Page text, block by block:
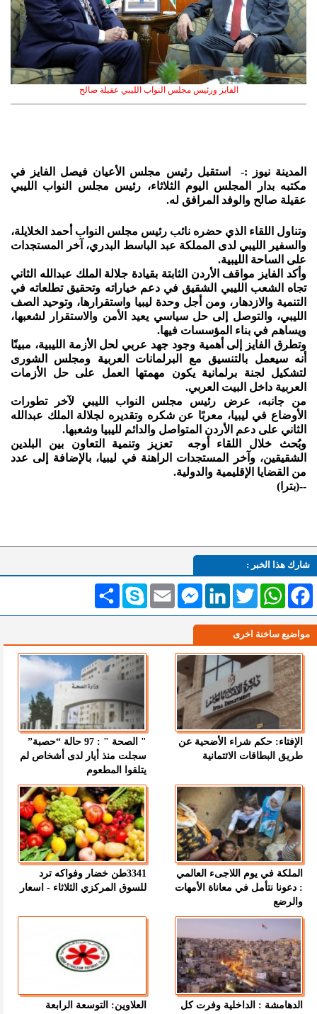
الفايز ورئيس مجلس النواب الليبي عقيلة صالح
المدينة نيوز :- استقبل رئيس مجلس الأعيان فيصل الفايز في
مكتبه بدار المجلس اليوم الثلاثاء، رئيس مجلس النواب الليبي
عقيلة صالح والوفد المرافق له.
وتناول اللقاء الذي حضره نائب رئيس مجلس النواب أحمد الخلايلة،
والسفير الليبي لدى المملكة عبد الباسط البدري، آخر المستجدات
على الساحة الليبية.
وأكد الفايز مواقف الأردن الثابتة بقيادة جلالة الملك عبدالله الثاني
تجاه الشعب الليبي الشقيق في دعم خياراته وتحقيق تطلعاته في
التنمية والازدهار، ومن أجل وحدة ليبيا واستقرارها، وتوحيد الصف
الليبي، والتوصل إلى حل سياسي يعيد الأمن والاستقرار لشعبها،
ويساهم في بناء المؤسسات فيها.
وتطرق الفايز إلى أهمية وجود جهد عربي لحل الأزمة الليبية، مبينًا
أنه سيعمل بالتنسيق مع البرلمانات العربية ومجلس الشورى
لتشكيل لجنة برلمانية يكون مهمتها العمل على حل الأزمات
العربية داخل البيت العربي.
من جانبه، عرض رئيس مجلس النواب الليبي لآخر تطورات
الأوضاع في ليبيا، معربًا عن شكره وتقديره لجلالة الملك عبدالله
الثاني على دعم الأردن المتواصل والدائم لليبيا وشعبها.
وبُحث خلال اللقاء أوجه
تعزيز وتنمية التعاون بين البلدين
الشقيقين، وآخر المستجدات الراهنة في ليبيا، بالإضافة إلى عدد
من القضايا الإقليمية والدولية.
--(بترا)
شارك هذا الخبر :
انشر Skype Email
MessengerLinkedInTwitterWhatsAppFacebook
مواضيع ساخنة اخرى
الإفتاء: حكم شراء الأضحية عن
طريق البطاقات الائتمانية
" الصحة " : 97 حالة “حصبة”
سجلت منذ أيار لدى أشخاص لم
يتلقوا المطعوم
الملكة في يوم اللاجىء العالمي
: دعونا نتأمل في معاناة الأمهات
والرضع
3341طن خضار وفواكه ترد
للسوق المركزي الثلاثاء - اسعار
الدهامشة : الداخلية وفرت كل العلاوين: التوسعة الرابعة